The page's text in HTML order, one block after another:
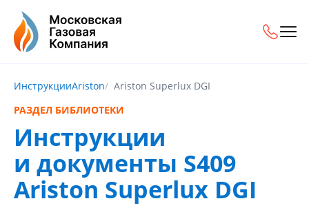
ИнструкцииAriston
Ariston Superlux DGI
РАЗДЕЛ БИБЛИОТЕКИ
Инструкции
и документы S409
Ariston Superlux DGI